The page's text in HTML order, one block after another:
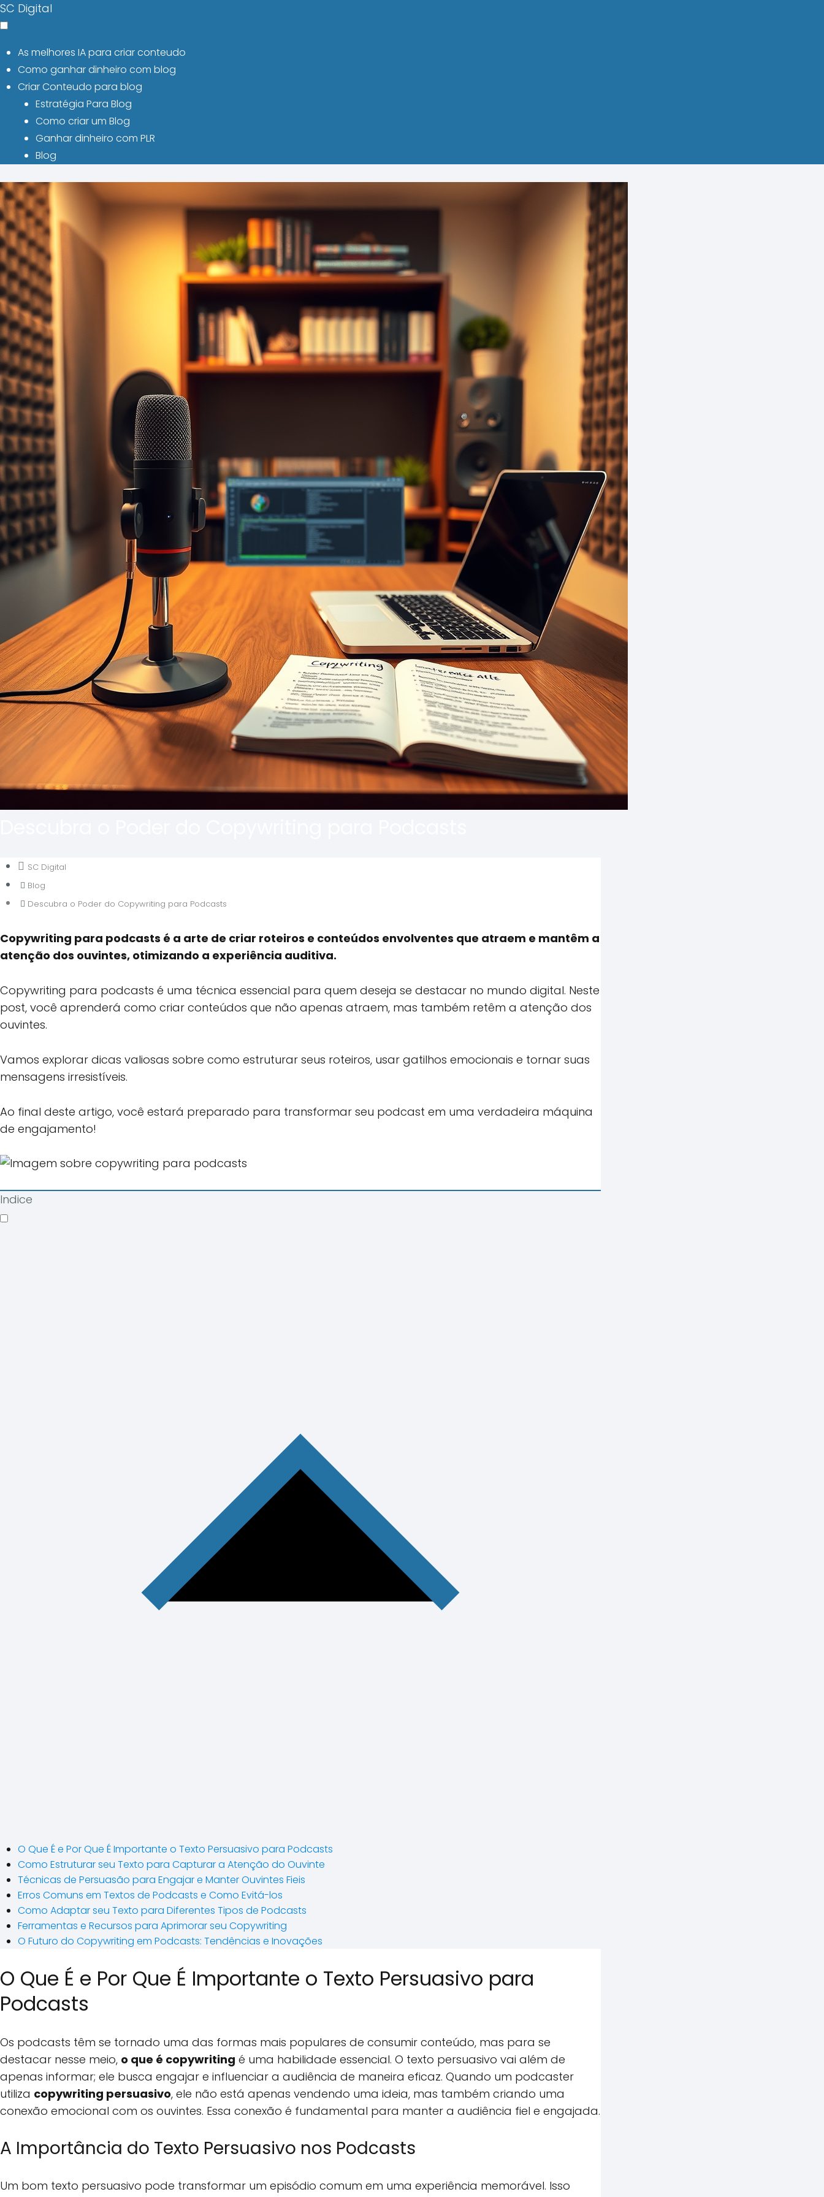
SC Digital
As melhores IA para criar conteudo
Como ganhar dinheiro com blog
Criar Conteudo para blog
Estratégia Para Blog
Como criar um Blog
Ganhar dinheiro com PLR
Blog
SC Digital
Blog
Descubra o Poder do Copywriting para Podcasts
Copywriting para podcasts é a arte de criar roteiros e conteúdos envolventes que atraem e mantêm a
atenção dos ouvintes, otimizando a experiência auditiva.
Copywriting para podcasts é uma técnica essencial para quem deseja se destacar no mundo digital. Neste
post, você aprenderá como criar conteúdos que não apenas atraem, mas também retêm a atenção dos
ouvintes.
Vamos explorar dicas valiosas sobre como estruturar seus roteiros, usar gatilhos emocionais e tornar suas
mensagens irresistíveis.
Ao final deste artigo, você estará preparado para transformar seu podcast em uma verdadeira máquina
de engajamento!
Indice
O Que É e Por Que É Importante o Texto Persuasivo para Podcasts
Como Estruturar seu Texto para Capturar a Atenção do Ouvinte
Técnicas de Persuasão para Engajar e Manter Ouvintes Fieis
Erros Comuns em Textos de Podcasts e Como Evitá-los
Como Adaptar seu Texto para Diferentes Tipos de Podcasts
Ferramentas e Recursos para Aprimorar seu Copywriting
O Futuro do Copywriting em Podcasts: Tendências e Inovações
O Que É e Por Que É Importante o Texto Persuasivo para
Podcasts
Os podcasts têm se tornado uma das formas mais populares de consumir conteúdo, mas para se
destacar nesse meio, o que é copywriting é uma habilidade essencial. O texto persuasivo vai além de
apenas informar; ele busca engajar e influenciar a audiência de maneira eficaz. Quando um podcaster
utiliza copywriting persuasivo, ele não está apenas vendendo uma ideia, mas também criando uma
conexão emocional com os ouvintes. Essa conexão é fundamental para manter a audiência fiel e engajada.
A Importância do Texto Persuasivo nos Podcasts
Um bom texto persuasivo pode transformar um episódio comum em uma experiência memorável. Isso